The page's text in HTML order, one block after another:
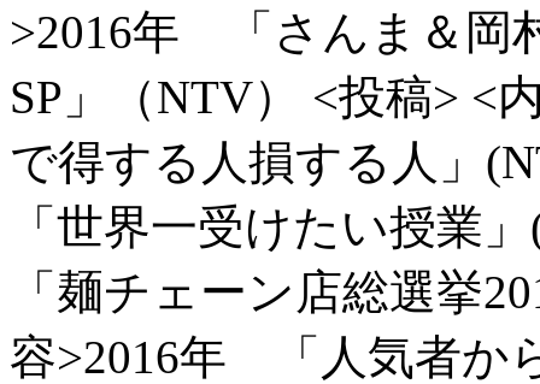
>2016年 「さんま＆岡
SP」（NTV）
<投稿> <
で得する人損する人」
「世界一受けたい授業
「麺チェーン店総選挙
容>2016年 「人気者か